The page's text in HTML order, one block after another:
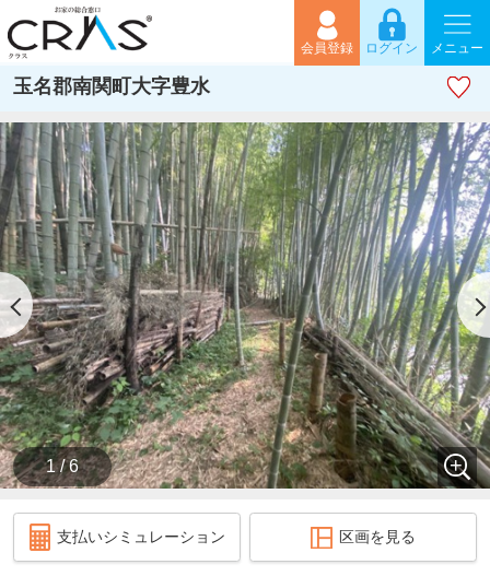
会員登録 ログイン メニュー
玉名郡南関町大字豊水
1 / 6
支払いシミュレーション 区画を見る